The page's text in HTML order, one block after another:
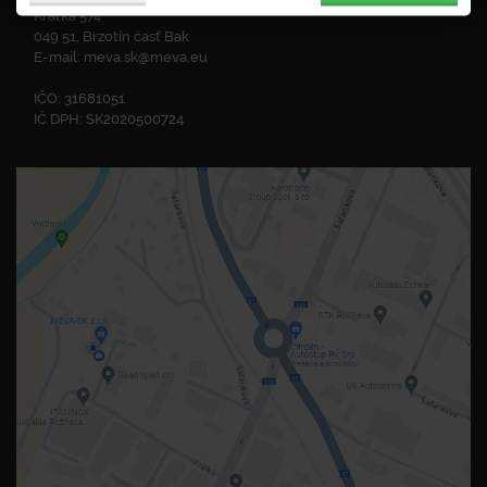
Krátka 574
049 51, Brzotín časť Bak
E-mail: meva.sk@meva.eu
IČO: 31681051
IČ DPH: SK2020500724